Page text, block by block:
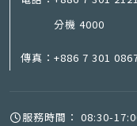
分機 4000
傳真： +886 7 301
服務時間： 08:30-